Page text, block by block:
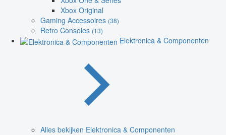
Xbox Original
Gaming Accessoires (38)
Retro Consoles (13)
Elektronica & Componenten
Alles bekijken Elektronica & Componenten